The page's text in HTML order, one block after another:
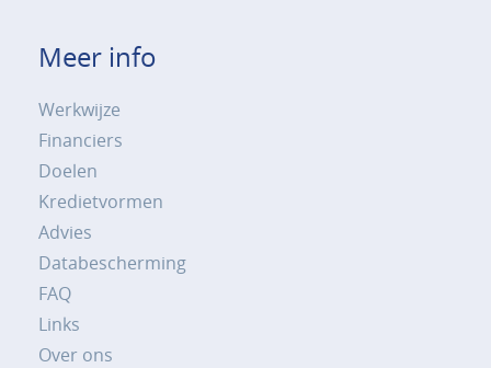
Meer info
Werkwijze
Financiers
Doelen
Kredietvormen
Advies
Databescherming
FAQ
Links
Over ons